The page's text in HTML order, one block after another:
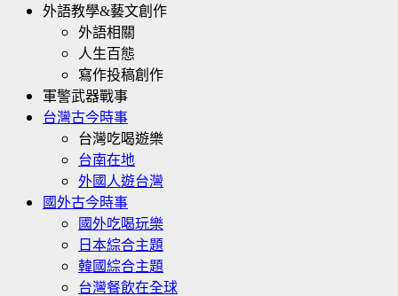
外語教學&藝文創作
外語相關
人生百態
寫作投稿創作
軍警武器戰事
台灣古今時事
台灣吃喝遊樂
台南在地
外國人遊台灣
國外古今時事
國外吃喝玩樂
日本綜合主題
韓國綜合主題
台灣餐飲在全球